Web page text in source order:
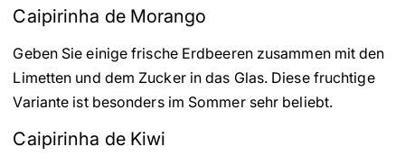
Caipirinha de Morango
Geben Sie einige frische Erdbeeren zusammen mit den
Limetten und dem Zucker in das Glas. Diese fruchtige
Variante ist besonders im Sommer sehr beliebt.
Caipirinha de Kiwi